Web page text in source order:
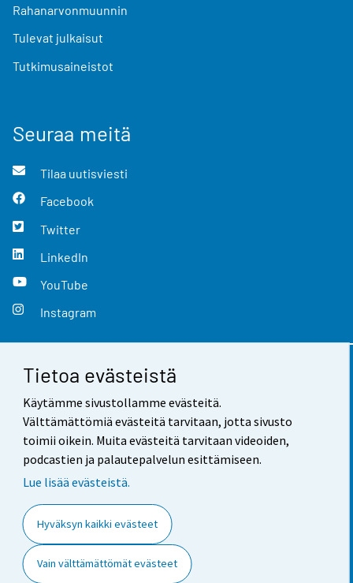
Tietoa evästeistä
Käytämme sivustollamme evästeitä.
Välttämättömiä evästeitä tarvitaan, jotta sivusto
toimii oikein. Muita evästeitä tarvitaan videoiden,
podcastien ja palautepalvelun esittämiseen.
Lue lisää evästeistä.
Hyväksyn kaikki evästeet
Vain välttämättömät evästeet
Rahanarvonmuunnin
Tulevat julkaisut
Tutkimusaineistot
Seuraa meitä
Tilaa uutisviesti
Facebook
Twitter
LinkedIn
YouTube
Instagram
Yhteystiedot
Palaute
Käyttöehdot
Saavutettavuus
Tietoa sivustosta
Evästeasetukset